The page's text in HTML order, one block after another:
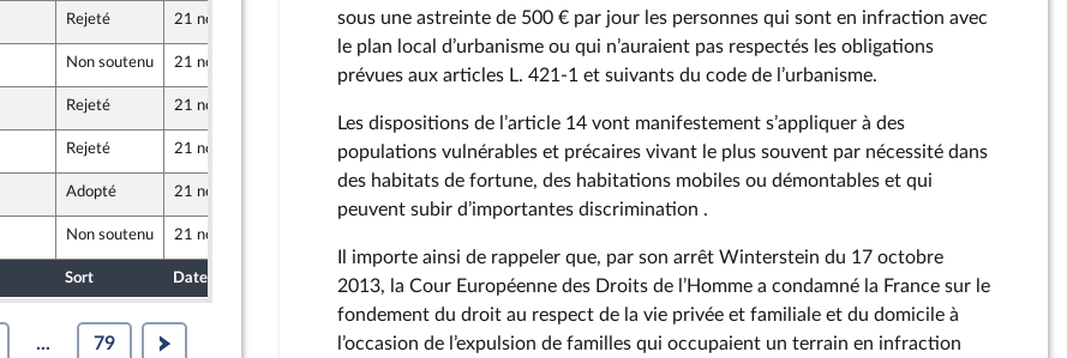
Rejeté 21 novembre 2019 13 novembre 2019
Non soutenu 21 novembre 2019
Rejeté 21 novembre 2019
Rejeté 21 novembre 2019 14 novembre 2019
Adopté 21 novembre 2019 14 novembre 2019
Non soutenu 21 novembre 2019
Sort Date d'examen Date de dépôt
... 79
sous une astreinte de 500 € par jour les personnes qui sont en infraction avec
le plan local d’urbanisme ou qui n’auraient pas respectés les obligations
prévues aux articles L. 421‑1 et suivants du code de l’urbanisme.
Les dispositions de l’article 14 vont manifestement s’appliquer à des
populations vulnérables et précaires vivant le plus souvent par nécessité dans
des habitats de fortune, des habitations mobiles ou démontables et qui
peuvent subir d’importantes discrimination .
Il importe ainsi de rappeler que, par son arrêt Winterstein du 17 octobre
2013, la Cour Européenne des Droits de l’Homme a condamné la France sur le
fondement du droit au respect de la vie privée et familiale et du domicile à
l’occasion de l’expulsion de familles qui occupaient un terrain en infraction